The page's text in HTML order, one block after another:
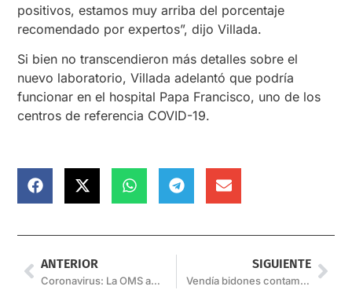
positivos, estamos muy arriba del porcentaje
recomendado por expertos”, dijo Villada.
Si bien no transcendieron más detalles sobre el
nuevo laboratorio, Villada adelantó que podría
funcionar en el hospital Papa Francisco, uno de los
centros de referencia COVID-19.
ANTERIOR
Coronavirus: La OMS advierte que la pandemia está empeorando
SIGUIENTE
Vendía bidones contaminados a comunidades aborígenes y está prófugo